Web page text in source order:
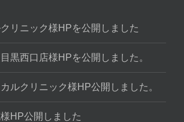
リニック様HPを公開しました
黒西口店様HPを公開しました。
ルクリニック様HP公開しました。
HP公開しました